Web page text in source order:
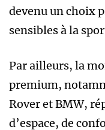
devenu un choix
sensibles à la
Par ailleurs, la
premium,
Rover et BMW,
d’espace, de